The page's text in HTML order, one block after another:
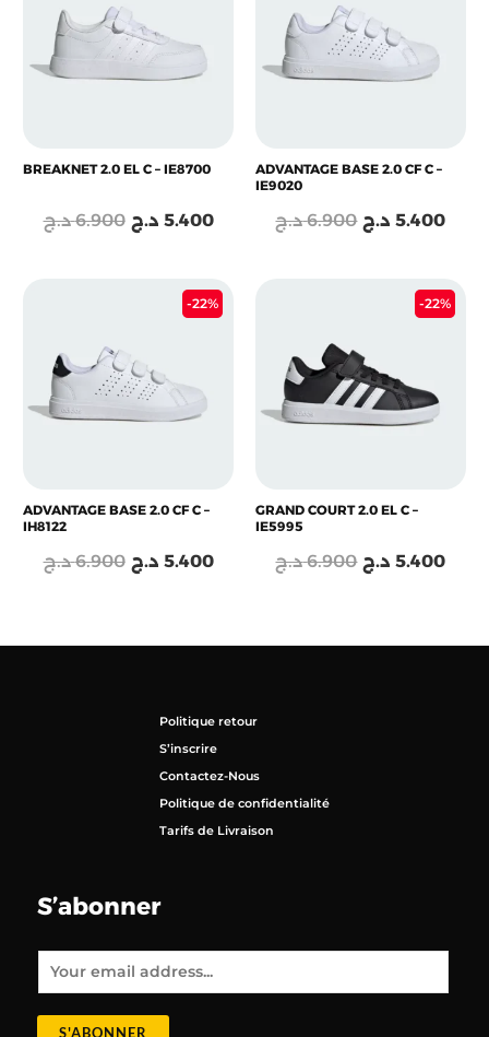
BREAKNET 2.0 EL C – IE8700
6.900 د.ج
était :
5.400 د.ج
5.400 د.ج.
ADVANTAGE BASE 2.0 CF C –
IE9020
6.900 د.ج 5.400 د.ج
-22%
ADVANTAGE BASE 2.0 CF C –
IH8122
6.900 د.ج 5.400 د.ج
Le
prix
5.400 د.ج.
-22%
GRAND COURT 2.0 EL C –
IE5995
6.900 د.ج
était :
5.400 د.ج
Le
prix
Politique retour
S’inscrire
Contactez-Nous
Politique de confidentialité
Tarifs de Livraison
S’abonner
*
S'ABONNER